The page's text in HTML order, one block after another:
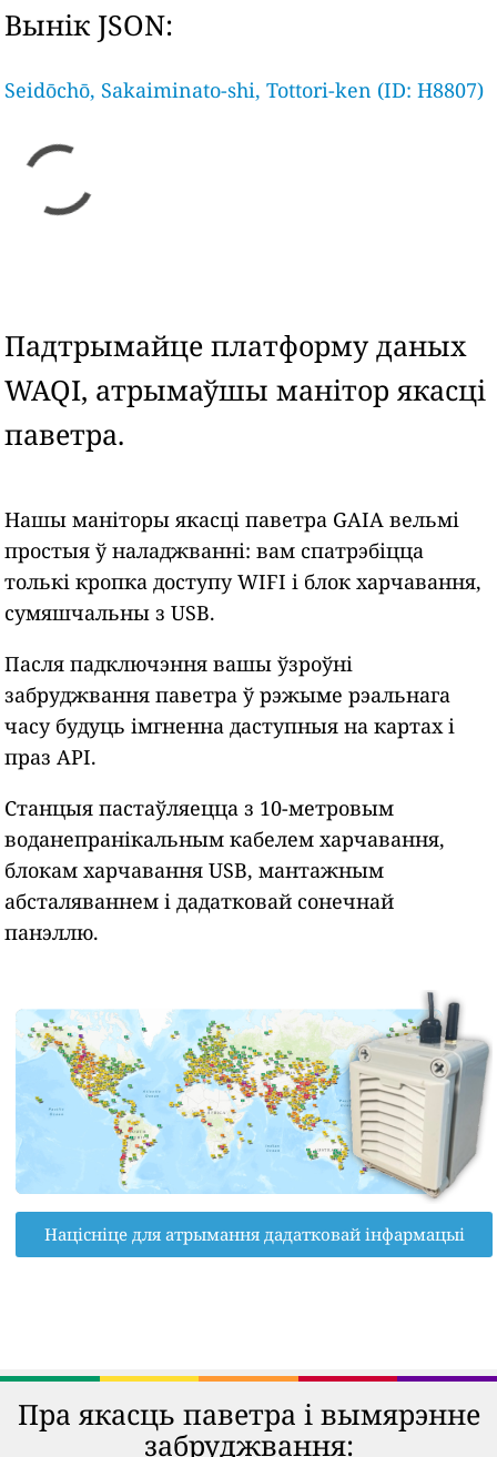
Вынік JSON:
Seidōchō, Sakaiminato-shi, Tottori-ken (ID: H8807)
Падтрымайце платформу даных
WAQI, атрымаўшы манітор якасці
паветра.
Нашы маніторы якасці паветра GAIA вельмі
простыя ў наладжванні: вам спатрэбіцца
толькі кропка доступу WIFI і блок харчавання,
сумяшчальны з USB.
Пасля падключэння вашы ўзроўні
забруджвання паветра ў рэжыме рэальнага
часу будуць імгненна даступныя на картах і
праз API.
Станцыя пастаўляецца з 10-метровым
воданепранікальным кабелем харчавання,
блокам харчавання USB, мантажным
абсталяваннем і дадатковай сонечнай
панэллю.
Націсніце для атрымання дадатковай інфармацыі
Пра якасць паветра і вымярэнне
забруджвання: